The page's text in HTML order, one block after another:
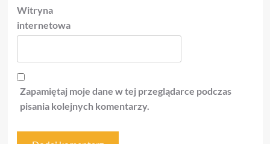
Witryna
internetowa
Zapamiętaj moje dane w tej przeglądarce podczas
pisania kolejnych komentarzy.